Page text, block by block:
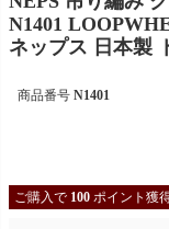
N1401
ネップス 日本製
商品番号 N1401
ご購入で 100 ポイント獲